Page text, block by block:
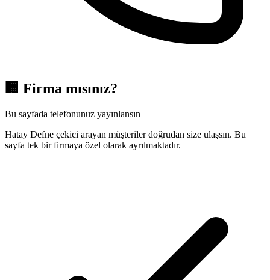
🏢 Firma mısınız?
Bu sayfada telefonunuz yayınlansın
Hatay Defne çekici arayan müşteriler doğrudan size ulaşsın. Bu
sayfa tek bir firmaya özel olarak ayrılmaktadır.